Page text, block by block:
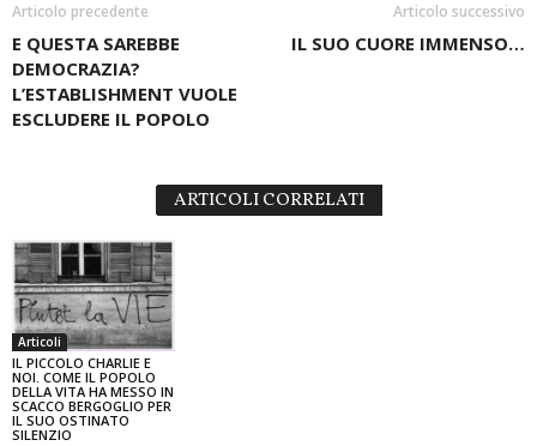
Articolo precedente
E QUESTA SAREBBE
DEMOCRAZIA?
L’ESTABLISHMENT VUOLE
ESCLUDERE IL POPOLO
Articolo successivo
IL SUO CUORE IMMENSO…
ARTICOLI CORRELATI
Articoli
IL PICCOLO CHARLIE E
NOI. COME IL POPOLO
DELLA VITA HA MESSO IN
SCACCO BERGOGLIO PER
IL SUO OSTINATO
SILENZIO